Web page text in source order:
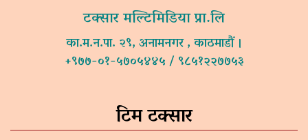
टक्सार मल्टिमिडिया प्रा.लि
का.म.न.पा. २९, अनामनगर , काठमाडौं ।
+९७७-०१-५७०५४४५ / ९८५१२२७७५३
टिम टक्सार